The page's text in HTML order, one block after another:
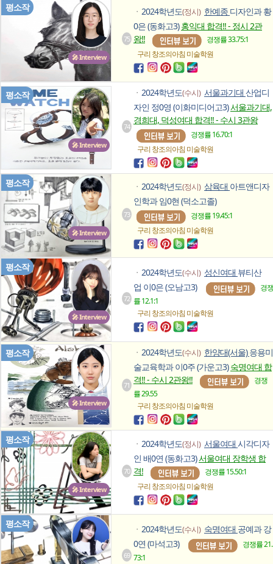
🎤 Interview
평소작
75
ㆍ 2024학년도(정시) 한예종 디자인과 황
0은 (동화고3)홍익대 합격!! - 정시 2관
왕!!
경쟁률 33.75:1
구리 창조의아침미술학원
🎤 Interview
평소작
74
ㆍ 2024학년도(수시) 서울과기대 산업디
자인 정0영 (이화미디어고3)서울과기대,
경희대, 덕성여대 합격!! - 수시 3관왕
경쟁률 16.70:1
구리 창조의아침미술학원
🎤 Interview
평소작
73
ㆍ 2024학년도(정시) 삼육대 아트앤디자
인학과 임0현 (덕소고졸)
경쟁률 19.45:1
구리 창조의아침미술학원
🎤 Interview
평소작
72
ㆍ 2024학년도(수시) 성신여대 뷰티산
업 이0은 (오남고3)
경쟁
률 12.1:1
구리 창조의아침미술학원
🎤 Interview
평소작
71
ㆍ 2024학년도(수시) 한양대(서울)응용미
술교육학과 이0주 (가운고3)숙명여대 합
격!! - 수시 2관왕!!
경쟁
률 29.55
구리 창조의아침미술학원
🎤 Interview
평소작
70
ㆍ 2024학년도(정시) 서울여대 시각디자
인 배0연 (동화고3)서울여대 장학생 합
격!
경쟁률 15.50:1
구리 창조의아침미술학원
평소작
69
ㆍ 2024학년도(수시) 숙명여대 공예과 강
0연 (마석고3)
경쟁률 21.
73:1